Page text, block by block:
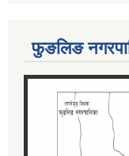
फुङलिङ